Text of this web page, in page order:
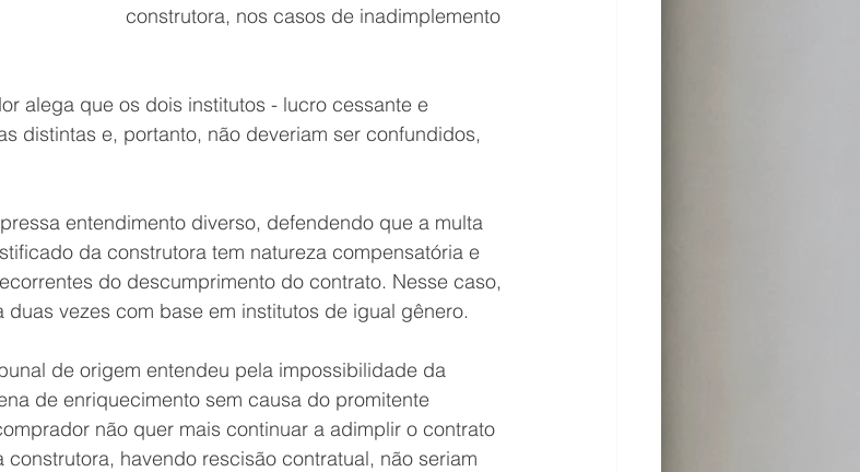
construtora, nos casos de inadimplemento
alega que os dois institutos - lucro cessante e
distintas e, portanto, não deveriam ser confundidos,
entendimento diverso, defendendo que a multa
da construtora tem natureza compensatória e
do descumprimento do contrato. Nesse caso,
vezes com base em institutos de igual gênero.
de origem entendeu pela impossibilidade da
de enriquecimento sem causa do promitente
não quer mais continuar a adimplir o contrato
havendo rescisão contratual, não seriam